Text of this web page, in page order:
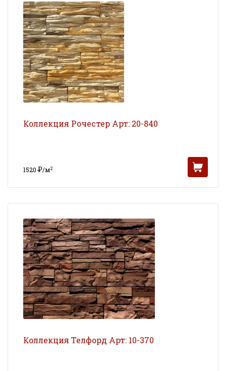
Коллекция Рочестер Арт: 20-840
1520Р/м2
Коллекция Телфорд Арт: 10-370